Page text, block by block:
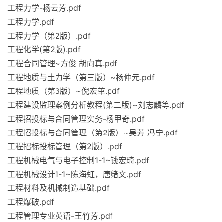
工程力学-杨云芳.pdf
工程力学.pdf
工程力学（第2版）.pdf
工程化学(第2版).pdf
工程合同管理~方俊 胡向真.pdf
工程地质与土力学（第三版）~杨仲元.pdf
工程地质（第3版）~倪宏革.pdf
工程建设监理案例分析教程(第二版)~刘志麟等.pdf
工程招投标与合同管理实务-杨甲奇.pdf
工程招投标与合同管理（第2版）~吴芳 冯宁.pdf
工程招标投标管理（第2版）.pdf
工程机械电气与电子控制1-1~钱宏琦.pdf
工程机械设计1-1~陈海虹，唐绪文.pdf
工程材料及机械制造基础.pdf
工程爆破.pdf
工程管理专业英语-王竹芳.pdf